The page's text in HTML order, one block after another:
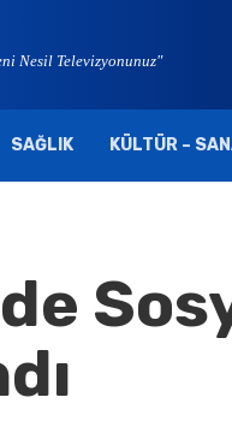
Nesil Televizyonunuz"
SAĞLIK KÜLTÜR –